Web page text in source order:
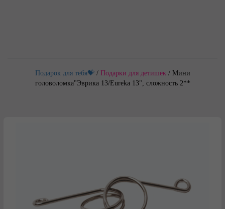
Подарок для тебя💝/ Подарки для детишек/ Мини
головоломка"Эврика 13/Eureka 13", сложность 2**